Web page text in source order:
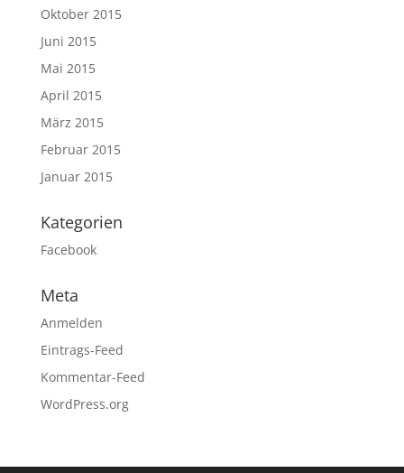
Oktober 2015
Juni 2015
Mai 2015
April 2015
März 2015
Februar 2015
Januar 2015
Kategorien
Facebook
Meta
Anmelden
Eintrags-Feed
Kommentar-Feed
WordPress.org